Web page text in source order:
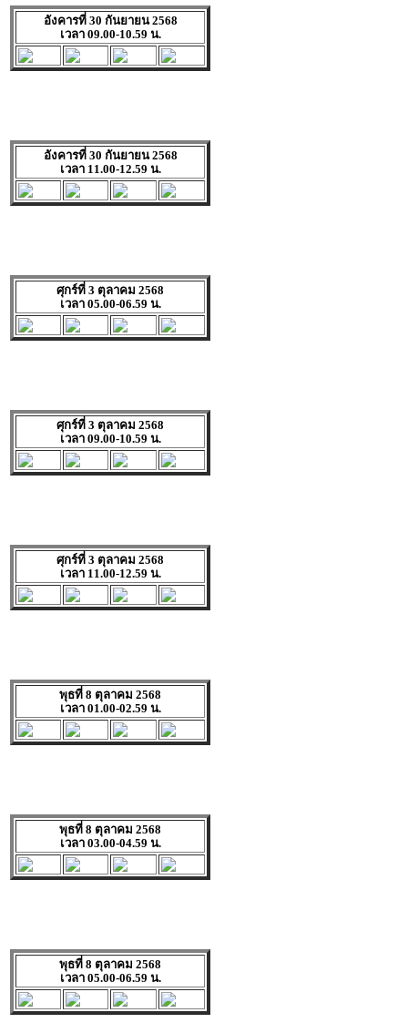
อังคารที่ 30 กันยายน 2568
เวลา 09.00-10.59 น.
อังคารที่ 30 กันยายน 2568
เวลา 11.00-12.59 น.
ศุกร์ที่ 3 ตุลาคม 2568
เวลา 05.00-06.59 น.
ศุกร์ที่ 3 ตุลาคม 2568
เวลา 09.00-10.59 น.
ศุกร์ที่ 3 ตุลาคม 2568
เวลา 11.00-12.59 น.
พุธที่ 8 ตุลาคม 2568
เวลา 01.00-02.59 น.
พุธที่ 8 ตุลาคม 2568
เวลา 03.00-04.59 น.
พุธที่ 8 ตุลาคม 2568
เวลา 05.00-06.59 น.